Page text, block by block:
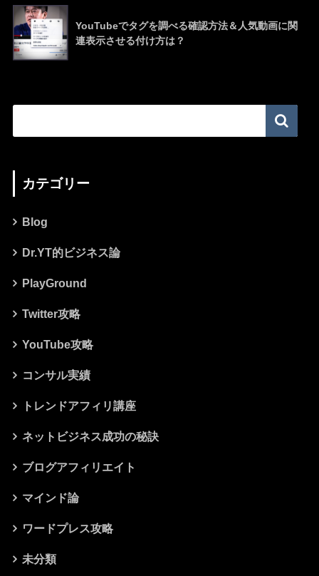
YouTubeでタグを調べる確認方法＆人気動画に関
連表示させる付け方は？
カテゴリー
Blog
Dr.YT的ビジネス論
PlayGround
Twitter攻略
YouTube攻略
コンサル実績
トレンドアフィリ講座
ネットビジネス成功の秘訣
ブログアフィリエイト
マインド論
ワードプレス攻略
未分類